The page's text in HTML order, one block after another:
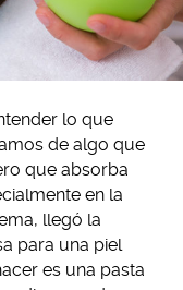
lo que
de algo que
que absorba
en la
llegó la
para una piel
es una pasta